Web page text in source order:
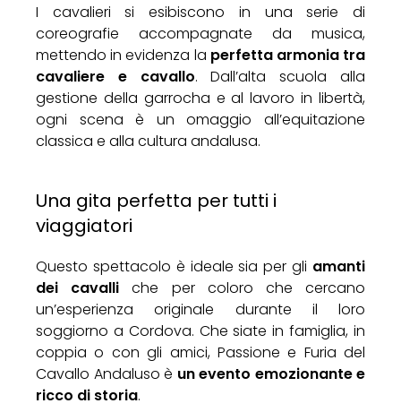
I cavalieri si esibiscono in una serie di
coreografie accompagnate da musica,
mettendo in evidenza la perfetta armonia tra
cavaliere e cavallo. Dall’alta scuola alla
gestione della garrocha e al lavoro in libertà,
ogni scena è un omaggio all’equitazione
classica e alla cultura andalusa.
Una gita perfetta per tutti i
viaggiatori
Questo spettacolo è ideale sia per gli amanti
dei cavalli che per coloro che cercano
un’esperienza originale durante il loro
soggiorno a Cordova. Che siate in famiglia, in
coppia o con gli amici, Passione e Furia del
Cavallo Andaluso è un evento emozionante e
ricco di storia.